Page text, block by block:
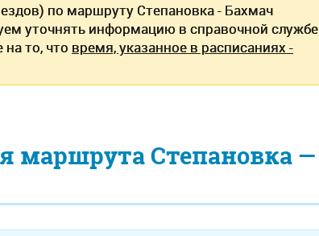
по маршруту Степановка - Бахмач
уточнять информацию в справочной службе
то, что время, указанное в расписаниях -
маршрута Степановка —